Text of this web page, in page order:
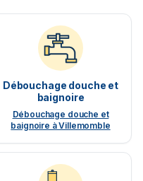
Débouchage douche et
baignoire
Débouchage douche et
baignoire à Villemomble